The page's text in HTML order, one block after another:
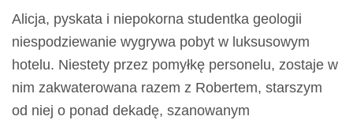
wynosiła:
32,00 zł.
wynosi:
7,00 zł.
Alicja, pyskata i niepokorna studentka geologii
niespodziewanie wygrywa pobyt w luksusowym
hotelu. Niestety przez pomyłkę personelu, zostaje w
nim zakwaterowana razem z Robertem, starszym
od niej o ponad dekadę, szanowanym